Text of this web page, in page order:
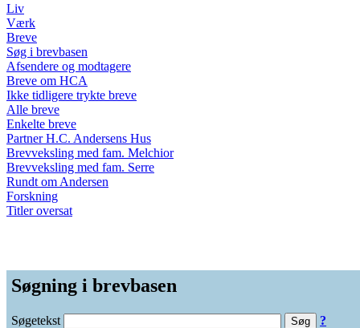
Liv
Værk
Breve
Søg i brevbasen
Afsendere og modtagere
Breve om HCA
Ikke tidligere trykte breve
Alle breve
Enkelte breve
Partner H.C. Andersens Hus
Brevveksling med fam. Melchior
Brevveksling med fam. Serre
Rundt om Andersen
Forskning
Titler oversat
Søgning i brevbasen
Søgetekst ?